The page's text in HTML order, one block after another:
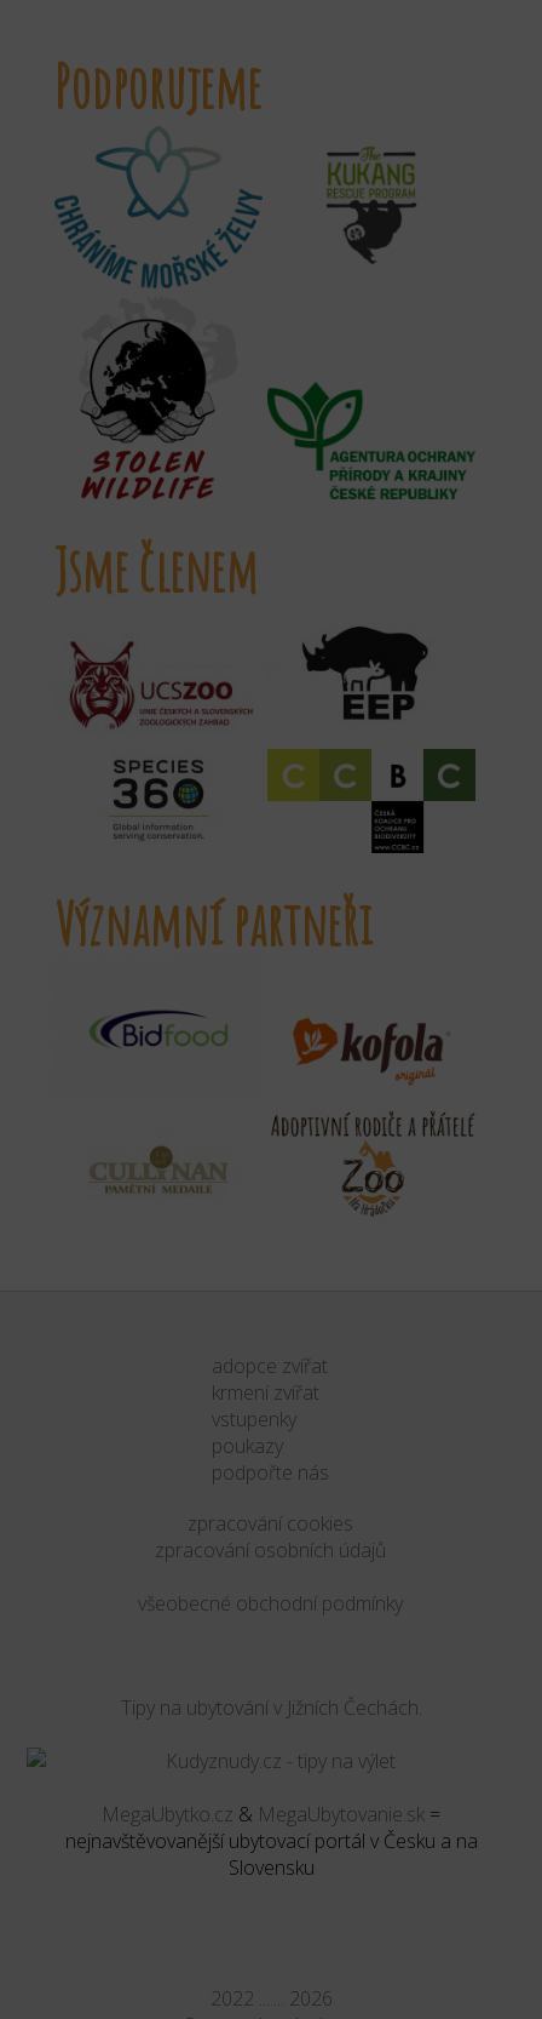
Podporujeme
Jsme členem
Významní partneři
adopce zvířat
krmení zvířat
vstupenky
poukazy
podpořte nás
zpracování cookies
zpracování osobních údajů
všeobecné obchodní podmínky
Tipy na ubytování v Jižních Čechách.
MegaUbytko.cz & MegaUbytovanie.sk =
nejnavštěvovanější ubytovací portál v Česku a na
Slovensku
2022 ....... 2026